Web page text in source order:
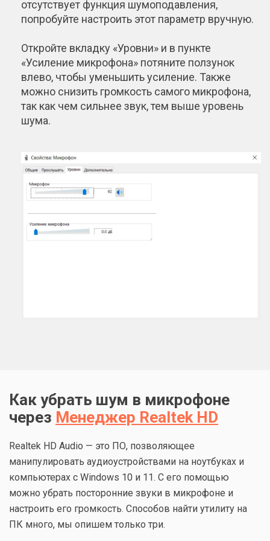
отсутствует функция шумоподавления,
попробуйте настроить этот параметр вручную.
Откройте вкладку «Уровни» и в пункте
«Усиление микрофона» потяните ползунок
влево, чтобы уменьшить усиление. Также
можно снизить громкость самого микрофона,
так как чем сильнее звук, тем выше уровень
шума.
Как убрать шум в микрофоне
через Менеджер Realtek HD
Realtek HD Audio — это ПО, позволяющее
манипулировать аудиоустройствами на ноутбуках и
компьютерах с Windows 10 и 11. С его помощью
можно убрать посторонние звуки в микрофоне и
настроить его громкость. Способов найти утилиту на
ПК много, мы опишем только три.